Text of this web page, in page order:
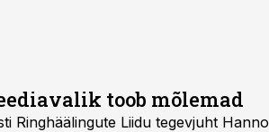
toob mõlemad
Ringhäälingute Liidu tegevjuht Hanno